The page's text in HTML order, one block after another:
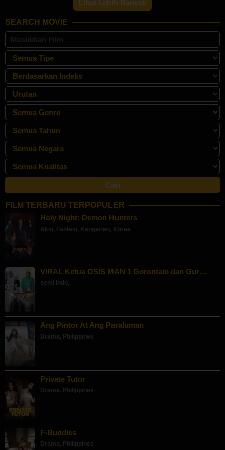
Lihat Lebih Banyak
SEARCH MOVIE
FILM TERBARU TERPOPULER
Holy Night: Demon Hunters
Aksi , Fantasi , Kengerian, Korea
VIRAL Ketua OSIS MAN 1 Gorontalo dan Gur…
semi indo,
Ang Pintor At Ang Paraluman
Drama, Philippines
Private Tutor
Drama, Philippines
F-Buddies
Drama, Philippines